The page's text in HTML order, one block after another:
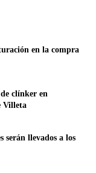
en la compra
clínker en
Villeta
serán llevados a los